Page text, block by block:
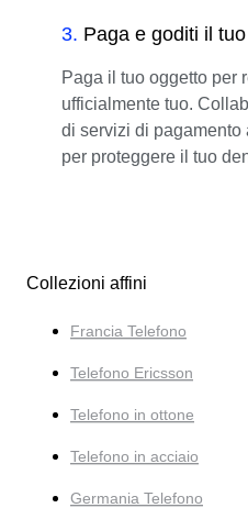
3. Paga e goditi il
Paga il tuo oggetto per
ufficialmente tuo.
di servizi di pagamento
per proteggere il tuo
Collezioni affini
Francia Telefono
Telefono Ericsson
Telefono in ottone
Telefono in acciaio
Germania Telefono